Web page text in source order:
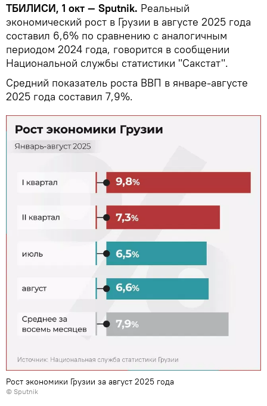
ТБИЛИСИ, 1 окт — Sputnik. Реальный
экономический рост в Грузии в августе 2025 года
составил 6,6% по сравнению с аналогичным
периодом 2024 года, говорится в сообщении
Национальной службы статистики "Сакстат".
Средний показатель роста ВВП в январе-августе
2025 года составил 7,9%.
Рост экономики Грузии за август 2025 года
© Sputnik